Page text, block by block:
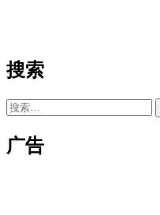
搜索
搜
广告